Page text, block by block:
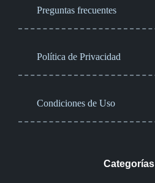
Preguntas frecuentes
Política de Privacidad
Condiciones de Uso
Categorías